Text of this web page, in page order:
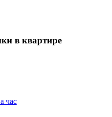
в квартире
час